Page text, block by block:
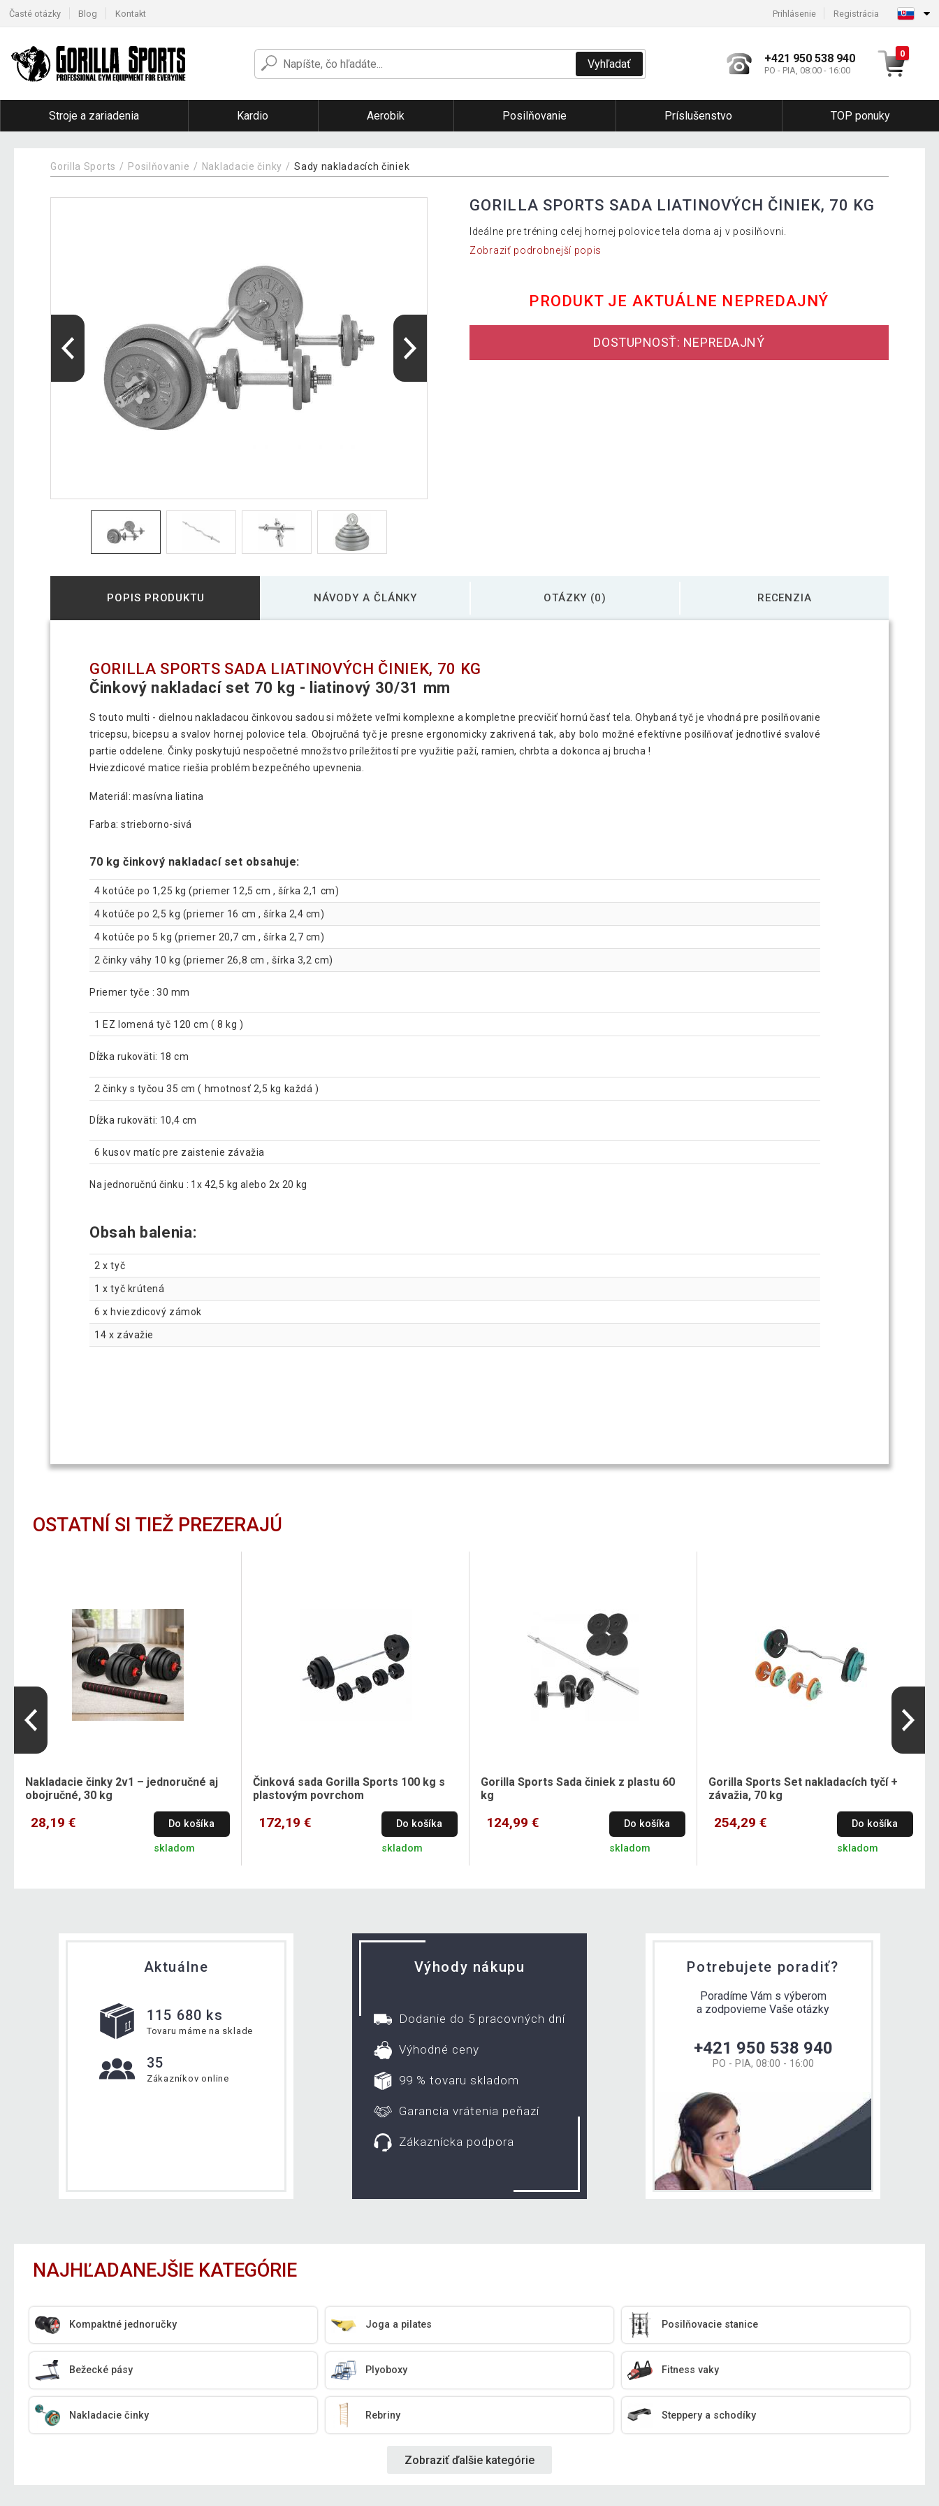
Časté otázky Blog Kontakt Prihlásenie Registrácia
Vyhľadať +421 950 538 940
PO - PIA, 08:00 - 16:00
0
Stroje a zariadenia Kardio Aerobik Posilňovanie Príslušenstvo TOP ponuky
Gorilla Sports Posilňovanie Nakladacie činky Sady nakladacích činiek
GORILLA SPORTS SADA LIATINOVÝCH ČINIEK, 70 KG
Ideálne pre tréning celej hornej polovice tela doma aj v posilňovni.
Zobraziť podrobnejší popis
PRODUKT JE AKTUÁLNE NEPREDAJNÝ
DOSTUPNOSŤ: NEPREDAJNÝ
POPIS PRODUKTU NÁVODY A ČLÁNKY OTÁZKY (0) RECENZIA
GORILLA SPORTS SADA LIATINOVÝCH ČINIEK, 70 KG
Činkový nakladací set 70 kg - liatinový 30/31 mm
S touto multi - dielnou nakladacou činkovou sadou si môžete veľmi komplexne a kompletne precvičiť hornú časť tela. Ohybaná tyč je vhodná pre posilňovanie
tricepsu, bicepsu a svalov hornej polovice tela. Obojručná tyč je presne ergonomicky zakrivená tak, aby bolo možné efektívne posilňovať jednotlivé svalové
partie oddelene. Činky poskytujú nespočetné množstvo príležitostí pre využitie paží, ramien, chrbta a dokonca aj brucha !
Hviezdicové matice riešia problém bezpečného upevnenia.
Materiál: masívna liatina
Farba: strieborno-sivá
70 kg činkový nakladací set obsahuje:
4 kotúče po 1,25 kg (priemer 12,5 cm , šírka 2,1 cm)
4 kotúče po 2,5 kg (priemer 16 cm , šírka 2,4 cm)
4 kotúče po 5 kg (priemer 20,7 cm , šírka 2,7 cm)
2 činky váhy 10 kg (priemer 26,8 cm , šírka 3,2 cm)
Priemer tyče : 30 mm
1 EZ lomená tyč 120 cm ( 8 kg )
Dĺžka rukoväti: 18 cm
2 činky s tyčou 35 cm ( hmotnosť 2,5 kg každá )
Dĺžka rukoväti: 10,4 cm
6 kusov matíc pre zaistenie závažia
Na jednoručnú činku : 1x 42,5 kg alebo 2x 20 kg
Obsah balenia:
2 x tyč
1 x tyč krútená
6 x hviezdicový zámok
14 x závažie
OSTATNÍ SI TIEŽ PREZERAJÚ
Nakladacie činky 2v1 – jednoručné aj
obojručné, 30 kg
28,19 € Do košíka
skladom
Činková sada Gorilla Sports 100 kg s
plastovým povrchom
172,19 € Do košíka
skladom
Gorilla Sports Sada činiek z plastu 60
kg
124,99 € Do košíka
skladom
Gorilla Sports Set nakladacích tyčí +
závažia, 70 kg
254,29 € Do košíka
skladom
Aktuálne
115 680 ks
Tovaru máme na sklade
35
Zákazníkov online
Výhody nákupu
Dodanie do 5 pracovných dní
Výhodné ceny
99 % tovaru skladom
Garancia vrátenia peňazí
Zákaznícka podpora
Potrebujete poradiť?
Poradíme Vám s výberom
a zodpovieme Vaše otázky
+421 950 538 940
PO - PIA, 08:00 - 16:00
NAJHĽADANEJŠIE KATEGÓRIE
Kompaktné jednoručky Joga a pilates Posilňovacie stanice
Bežecké pásy Plyoboxy Fitness vaky
Nakladacie činky Rebriny Steppery a schodíky
Zobraziť ďalšie kategórie